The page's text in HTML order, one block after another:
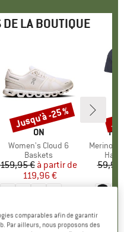
LA BOUTIQUE
MARQUE
ON
Article
Women's Cloud 6
Product group
Baskets
Prix
159,95 € Prix réduit
à partir de
119,96 €
Remise
Jusqu'à -25 %
Article
MerinoMix150
Haut
59,95
comparables afin de garantir
Par ailleurs, nous proposons des